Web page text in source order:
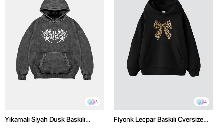
3
Yıkamalı Siyah Dusk Baskılı
4
Fiyonk Leopar Baskılı Oversize